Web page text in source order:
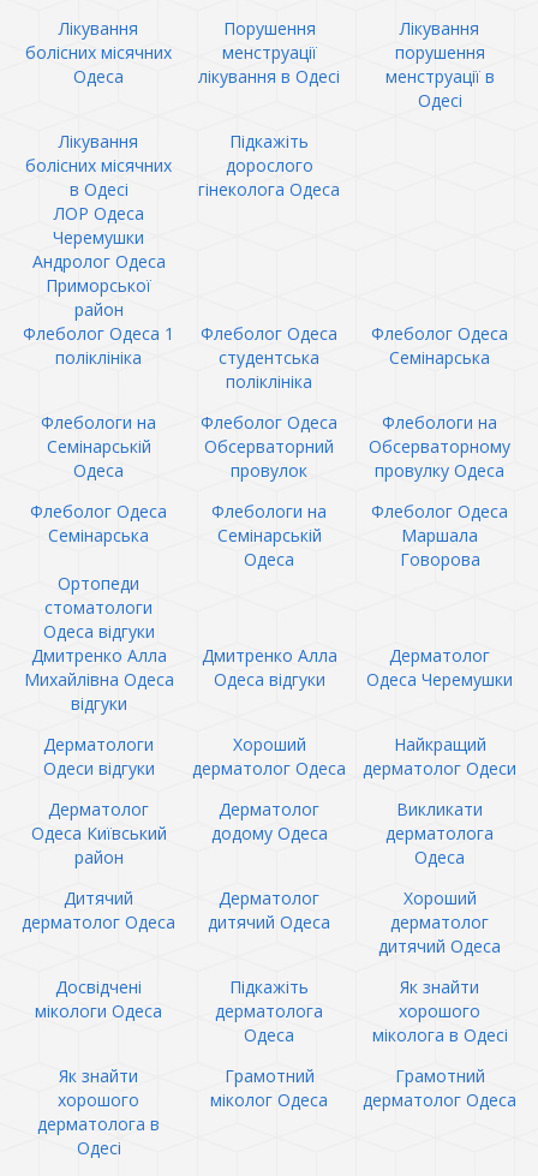
Лікування
болісних місячних
Одеса
Порушення
менструації
лікування в Одесі
Лікування
порушення
менструації в
Одесі
Лікування
болісних місячних
в Одесі
Підкажіть
дорослого
гінеколога Одеса
ЛОР Одеса
Черемушки
Андролог Одеса
Приморської
район
Флеболог Одеса 1
поліклініка
Флеболог Одеса
студентська
поліклініка
Флеболог Одеса
Семінарська
Флебологи на
Семінарській
Одеса
Флеболог Одеса
Обсерваторний
провулок
Флебологи на
Обсерваторному
провулку Одеса
Флеболог Одеса
Семінарська
Флебологи на
Семінарській
Одеса
Флеболог Одеса
Маршала
Говорова
Ортопеди
стоматологи
Одеса відгуки
Дмитренко Алла
Михайлівна Одеса
відгуки
Дмитренко Алла
Одеса відгуки
Дерматолог
Одеса Черемушки
Дерматологи
Одеси відгуки
Хороший
дерматолог Одеса
Найкращий
дерматолог Одеси
Дерматолог
Одеса Київський
район
Дерматолог
додому Одеса
Викликати
дерматолога
Одеса
Дитячий
дерматолог Одеса
Дерматолог
дитячий Одеса
Хороший
дерматолог
дитячий Одеса
Досвідчені
мікологи Одеса
Підкажіть
дерматолога
Одеса
Як знайти
хорошого
міколога в Одесі
Як знайти
хорошого
дерматолога в
Одесі
Грамотний
міколог Одеса
Грамотний
дерматолог Одеса